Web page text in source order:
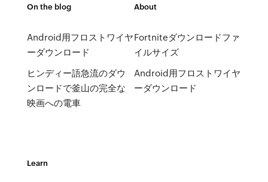
On the blog
Android用フロストワイヤ
ーダウンロード
ヒンディー語急流のダウ
ンロードで釜山の完全な
映画への電車
About
Fortniteダウンロードファ
イルサイズ
Android用フロストワイヤ
ーダウンロード
Learn